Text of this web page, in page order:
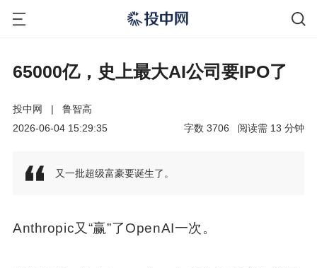
65000亿，史上最大AI公司要IPO了
投中网 |
鲁智高
2026-06-04 15:29:35
分钟
13
阅读需
3706
字数
又一批超级富豪要诞生了。
Anthropic又“赢”了OpenAI一次。